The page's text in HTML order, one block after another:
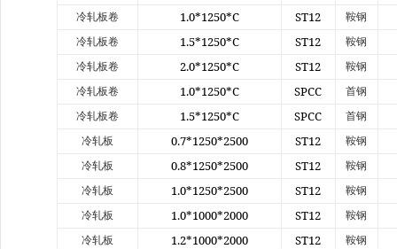
冷轧板卷 1.0*1250*C ST12
鞍钢
冷轧板卷
1.5*1250*C ST12
鞍钢
冷轧板卷
2.0*1250*C ST12
鞍钢
冷轧板卷
1.0*1250*C SPCC
首钢
冷轧板卷
1.5*1250*C SPCC
首钢
冷轧板
0.7*1250*2500 ST12
鞍钢
冷轧板
0.8*1250*2500 ST12
鞍钢
冷轧板
1.0*1250*2500 ST12
鞍钢
冷轧板
1.0*1000*2000 ST12
鞍钢
冷轧板
1.2*1000*2000 ST12
鞍钢